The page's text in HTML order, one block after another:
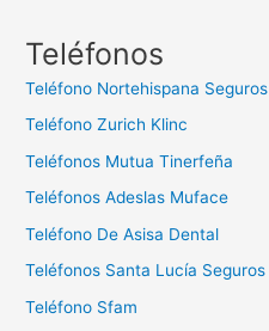
c
Teléfonos
Teléfono Nortehispana Seguros
Teléfono Zurich Klinc
Teléfonos Mutua Tinerfeña
Teléfonos Adeslas Muface
Teléfono De Asisa Dental
Teléfonos Santa Lucía Seguros
Teléfono Sfam